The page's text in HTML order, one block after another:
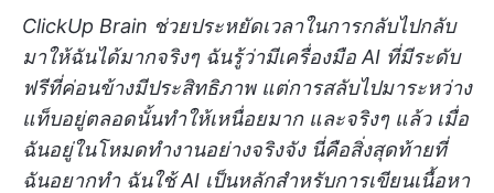
ClickUp Brain ช่วยประหยัดเวลาในการกลับไปกลับ
มาให้ฉันได้มากจริงๆ ฉันรู้ว่ามีเครื่องมือ AI ที่มีระดับ
ฟรีที่ค่อนข้างมีประสิทธิภาพ แต่การสลับไปมาระหว่าง
แท็บอยู่ตลอดนั้นทำให้เหนื่อยมาก และจริงๆ แล้ว เมื่อ
ฉันอยู่ในโหมดทำงานอย่างจริงจัง นี่คือสิ่งสุดท้ายที่
ฉันอยากทำ ฉันใช้ AI เป็นหลักสำหรับการเขียนเนื้อหา